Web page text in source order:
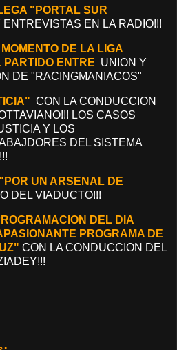
"PORTAL SUR
EN LA RADIO!!!
DE LA LIGA
PARTIDO ENTRE UNION Y
DE "RACINGMANIACOS"
CON LA CONDUCCION
LOS CASOS
Y LOS
DEL SISTEMA
UN ARSENAL DE
DEL VIADUCTO!!!
DEL DIA
PROGRAMA DE
CON LA CONDUCCION DEL